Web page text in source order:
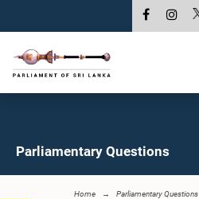
Parliamentary Questions
Home Parliamentary Questions